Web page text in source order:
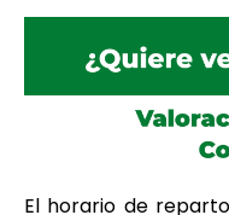
El horario de